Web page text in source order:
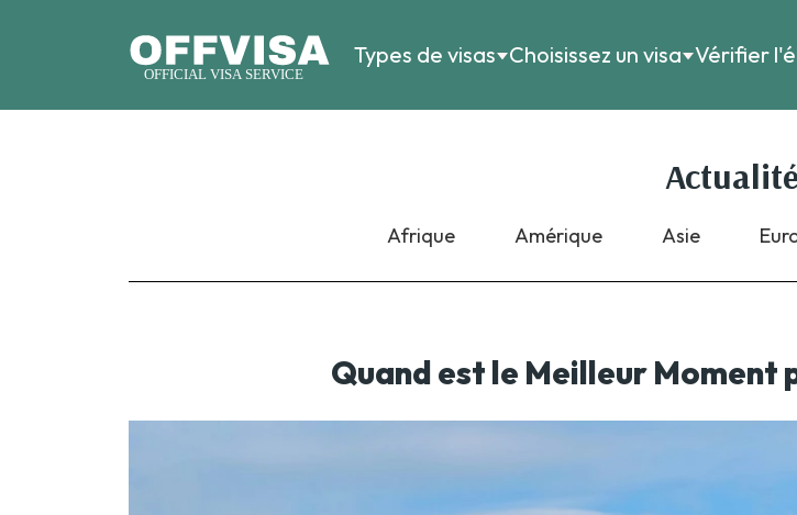
Types de visas Choisissez un visa Vérifier
Afrique Amérique Asie
Quand est le Meilleur Moment